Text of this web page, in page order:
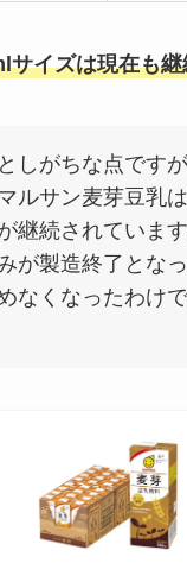
サイズは現在も
しがちな点です
ルサン麦芽豆乳
継続されていま
が製造終了とな
なくなったわけ